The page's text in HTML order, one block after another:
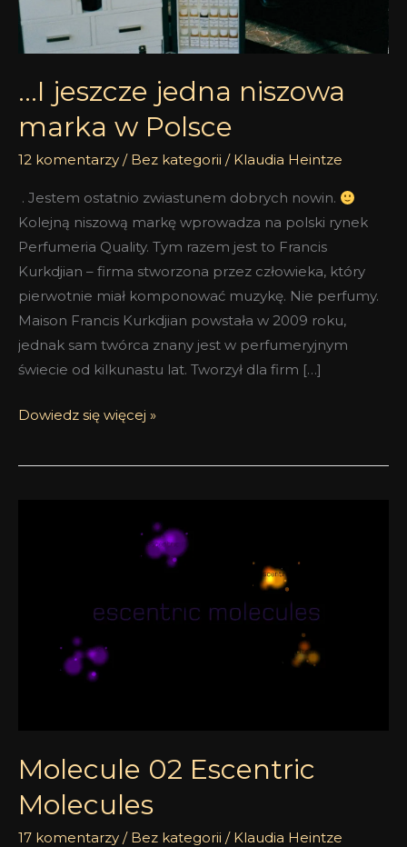
…I jeszcze jedna niszowa
marka w Polsce
12 komentarzy / Bez kategorii / Klaudia Heintze
. Jestem ostatnio zwiastunem dobrych nowin.
Kolejną niszową markę wprowadza na polski rynek
Perfumeria Quality. Tym razem jest to Francis
Kurkdjian – firma stworzona przez człowieka, który
pierwotnie miał komponować muzykę. Nie perfumy.
Maison Francis Kurkdjian powstała w 2009 roku,
jednak sam twórca znany jest w perfumeryjnym
świecie od kilkunastu lat. Tworzył dla firm […]
Dowiedz się więcej »
Molecule 02 Escentric
Molecules
17 komentarzy / Bez kategorii / Klaudia Heintze